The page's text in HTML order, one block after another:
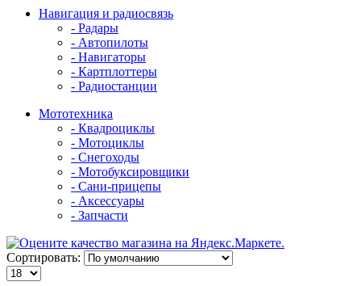
Навигация и радиосвязь
- Радары
- Автопилоты
- Навигаторы
- Картплоттеры
- Радиостанции
Мототехника
- Квадроциклы
- Мотоциклы
- Снегоходы
- Мотобуксировщики
- Сани-прицепы
- Аксессуары
- Запчасти
Сортировать: